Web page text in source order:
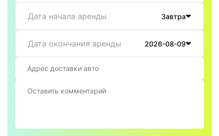
+7
Дата начала аренды Завтра
Дата окончания аренды 2026-08-09